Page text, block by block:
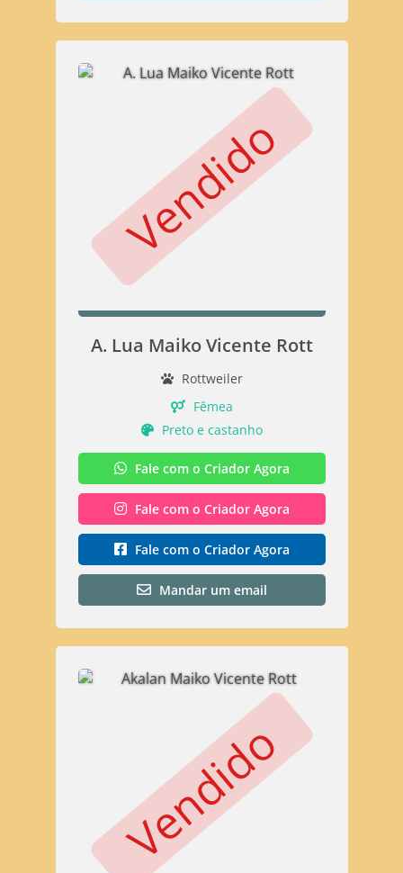
Vendido
A. Lua Maiko Vicente Rott
Rottweiler
Fêmea
Preto e castanho
Fale com o Criador Agora
Fale com o Criador Agora
Fale com o Criador Agora
Mandar um email
Vendido